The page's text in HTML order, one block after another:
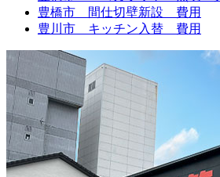
豊橋市 間仕切壁新設 費用
豊川市 キッチン入替 費用